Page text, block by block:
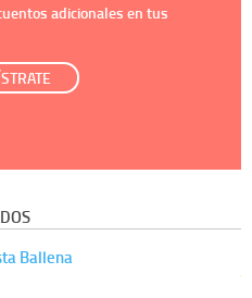
adicionales en tus
Ballena